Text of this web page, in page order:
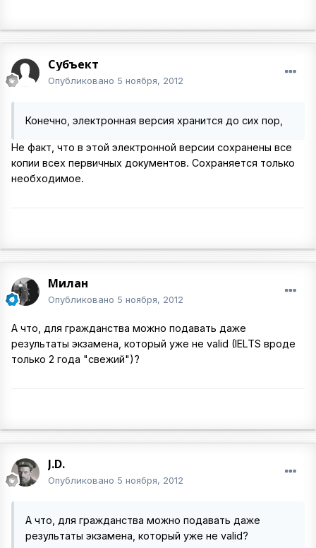
Cyбъект
Опубликовано 5 ноября, 2012
Конечно, электронная версия хранится до сих пор,
Не факт, что в этой электронной версии сохранены все
копии всех первичных документов. Сохраняется только
необходимое.
Милан
Опубликовано 5 ноября, 2012
А что, для гражданства можно подавать даже
результаты экзамена, который уже не valid (IELTS вроде
только 2 года "свежий")?
J.D.
Опубликовано 5 ноября, 2012
А что, для гражданства можно подавать даже
результаты экзамена, который уже не valid?